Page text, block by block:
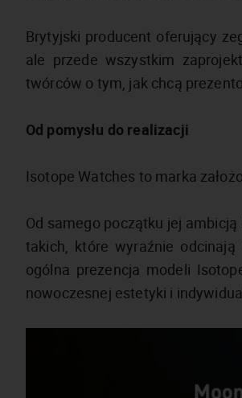
Brytyjski producent oferujący
ale przede wszystkim
twórców o tym, jak chcą
Od pomysłu do realizacji
Isotope Watches to marka
Od samego początku jej
takich, które wyraźnie
ogólna prezencja modeli
nowoczesnej estetyki i